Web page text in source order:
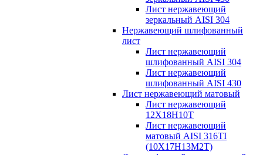
Лист нержавеющий
зеркальный AISI 304
Нержавеющий шлифованный
лист
Лист нержавеющий
шлифованный AISI 304
Лист нержавеющий
шлифованный AISI 430
Лист нержавеющий матовый
Лист нержавеющий
12X18H10T
Лист нержавеющий
матовый AISI 316TI
(10Х17Н13М2Т)